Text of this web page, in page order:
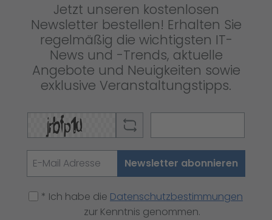
Jetzt unseren kostenlosen
Newsletter bestellen! Erhalten Sie
regelmäßig die wichtigsten IT-
News und -Trends, aktuelle
Angebote und Neuigkeiten sowie
exklusive Veranstaltungstipps.
Newsletter abonnieren
* Ich habe die Datenschutzbestimmungen
zur Kenntnis genommen.